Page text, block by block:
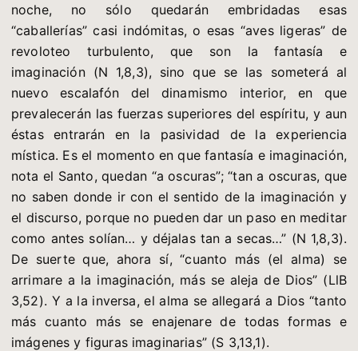
noche, no sólo quedarán embridadas esas
“caballerías” casi indómitas, o esas “aves ligeras” de
revoloteo turbulento, que son la fantasía e
imaginación (N 1,8,3), sino que se las someterá al
nuevo escalafón del dinamismo interior, en que
prevalecerán las fuerzas superiores del espíritu, y aun
éstas entrarán en la pasividad de la experiencia
mística. Es el momento en que fantasía e imaginación,
nota el Santo, quedan “a oscuras”; “tan a oscuras, que
no saben donde ir con el sentido de la imaginación y
el discurso, porque no pueden dar un paso en meditar
como antes solían… y déjalas tan a secas…” (N 1,8,3).
De suerte que, ahora sí, “cuanto más (el alma) se
arrimare a la imaginación, más se aleja de Dios” (LlB
3,52). Y a la inversa, el alma se allegará a Dios “tanto
más cuanto más se enajenare de todas formas e
imágenes y figuras imaginarias” (S 3,13,1).